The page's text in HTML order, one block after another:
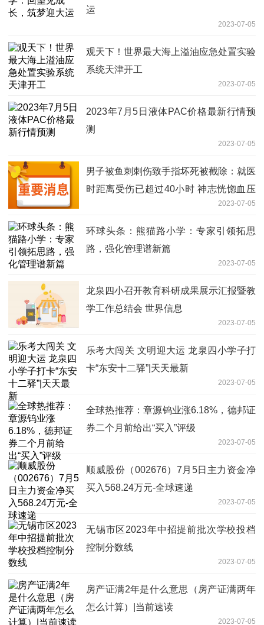
运
2023-07-05
观天下！世界最大海上溢油应急处置实验
系统天津开工
2023-07-05
2023年7月5日液体PAC价格最新行情预
测
2023-07-05
男子被鱼刺刺伤致手指坏死被截除：就医
时距离受伤已超过40小时 神志恍惚血压
2023-07-05
环球头条：熊猫路小学：专家引领拓思
路，强化管理谱新篇
2023-07-05
龙泉四小召开教育科研成果展示汇报暨教
学工作总结会 世界信息
2023-07-05
乐考大闯关 文明迎大运 龙泉四小学子打
卡“东安十二驿”|天天最新
2023-07-05
全球热推荐：章源钨业涨6.18%，德邦证
券二个月前给出“买入”评级
2023-07-05
顺威股份（002676）7月5日主力资金净
买入568.24万元-全球速递
2023-07-05
无锡市区2023年中招提前批次学校投档
控制分数线
2023-07-05
房产证满2年是什么意思（房产证满两年
怎么计算）|当前速读
2023-07-05